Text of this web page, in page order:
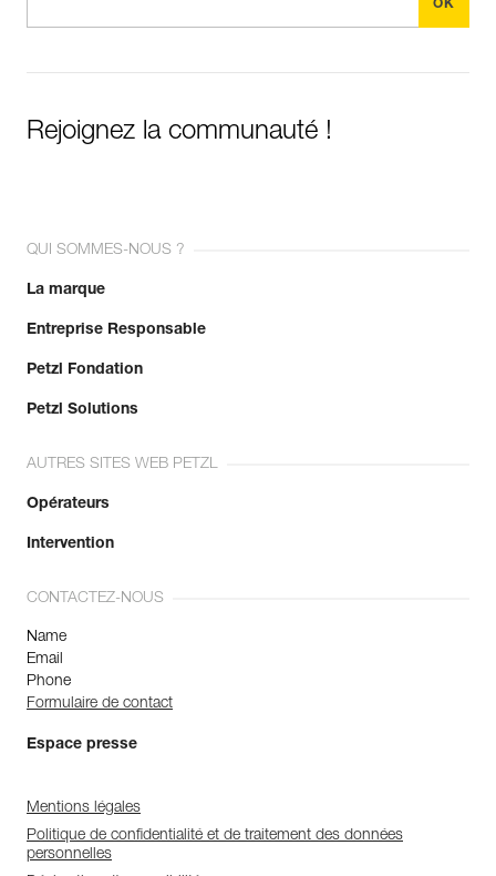
Rejoignez la communauté !
QUI SOMMES-NOUS ?
La marque
Entreprise Responsable
Petzl Fondation
Petzl Solutions
AUTRES SITES WEB PETZL
Opérateurs
Intervention
CONTACTEZ-NOUS
Name
Email
Phone
Formulaire de contact
Espace presse
Mentions légales
Politique de confidentialité et de traitement des données
personnelles